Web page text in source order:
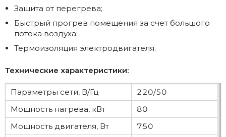
Защита от перегрева;
Быстрый прогрев помещения за счет большого
потока воздуха;
Термоизоляция электродвигателя.
Технические характеристики:
Параметры сети, В/Гц
220/50
Мощность нагрева, кВт
80
Мощность двигателя, Вт
750